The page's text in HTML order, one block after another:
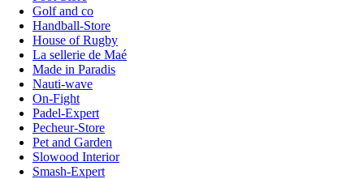
Golf and co
Handball-Store
House of Rugby
La sellerie de Maé
Made in Paradis
Nauti-wave
On-Fight
Padel-Expert
Pecheur-Store
Pet and Garden
Slowood Interior
Smash-Expert